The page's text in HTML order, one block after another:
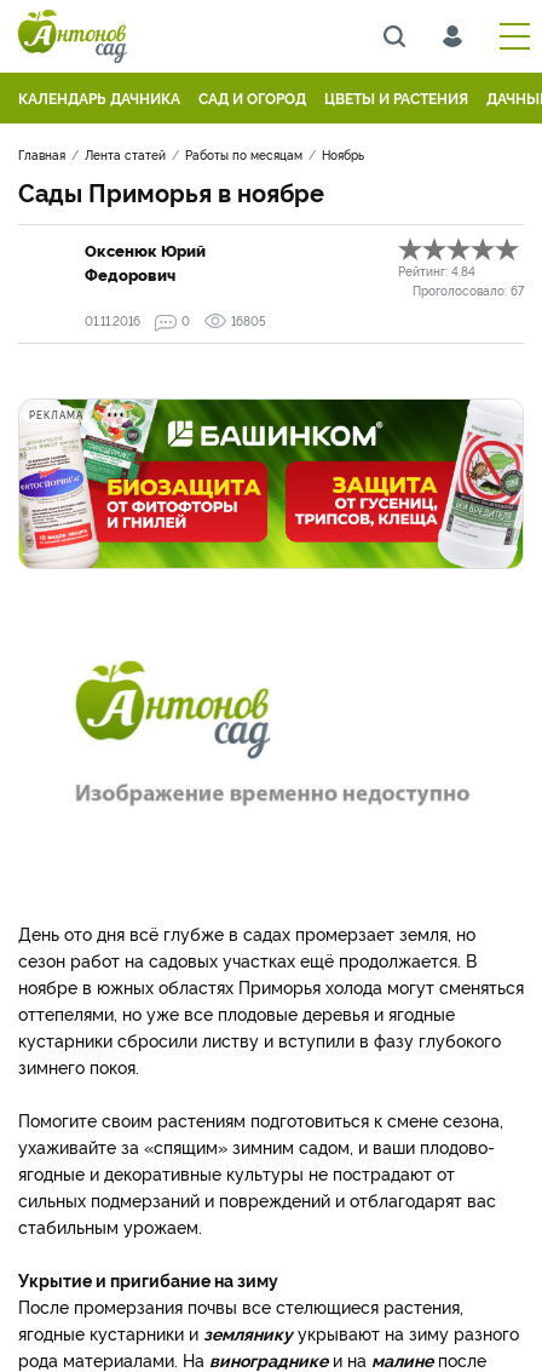
КАЛЕНДАРЬ ДАЧНИКА САД И ОГОРОД ЦВЕТЫ И РАСТЕНИЯ
Главная Лента статей Работы по месяцам Ноябрь
Сады Приморья в ноябре
Оксенюк Юрий
Федорович
Рейтинг: 4.84
Проголосовало: 67
01.11.2016
0 16805
РЕКЛАМА
День ото дня всё глубже в садах промерзает земля, но
сезон работ на садовых участках ещё продолжается. В
ноябре в южных областях Приморья холода могут сменяться
оттепелями, но уже все плодовые деревья и ягодные
кустарники сбросили листву и вступили в фазу глубокого
зимнего покоя.
Помогите своим растениям подготовиться к смене сезона,
ухаживайте за «спящим» зимним садом, и ваши плодово-
ягодные и декоративные культуры не пострадают от
сильных подмерзаний и повреждений и отблагодарят вас
стабильным урожаем.
Укрытие и пригибание на зиму
После промерзания почвы все стелющиеся растения,
ягодные кустарники и земляникуукрывают на зиму разного
рода материалами. На виноградникеи на малинепосле